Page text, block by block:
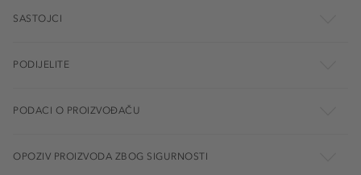
SASTOJCI
PODIJELITE
PODACI O PROIZVOĐAČU
OPOZIV PROIZVODA ZBOG SIGURNOSTI